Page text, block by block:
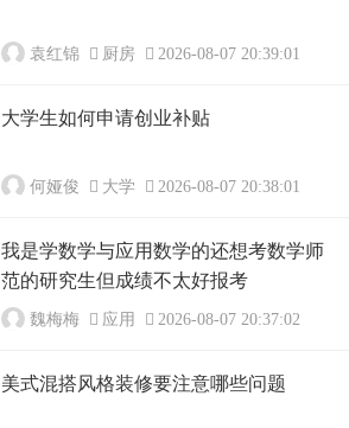
袁红锦 厨房 2026-08-07 20:39:01
大学生如何申请创业补贴
何娅俊 大学 2026-08-07 20:38:01
我是学数学与应用数学的还想考数学师
范的研究生但成绩不太好报考
魏梅梅 应用 2026-08-07 20:37:02
美式混搭风格装修要注意哪些问题